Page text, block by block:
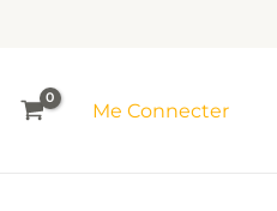
Me Connecter